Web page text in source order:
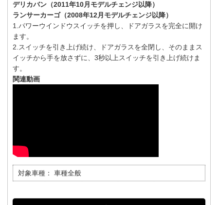
デリカバン（2011年10月モデルチェンジ以降）
ランサーカーゴ（2008年12月モデルチェンジ以降）
1.パワーウインドウスイッチを押し、ドアガラスを完全に開け
ます。
2.スイッチを引き上げ続け、ドアガラスを全閉し、そのままス
イッチから手を放さずに、3秒以上スイッチを引き上げ続けま
す。
関連動画
対象車種： 車種全般